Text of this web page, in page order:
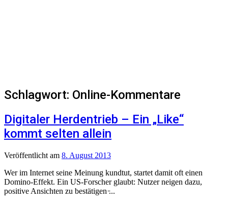
Schlagwort: Online-Kommentare
Digitaler Herdentrieb – Ein „Like“
kommt selten allein
Veröffentlicht am 8. August 2013
Wer im Internet seine Meinung kundtut, startet damit oft einen
Domino-Effekt. Ein US-Forscher glaubt: Nutzer neigen dazu,
positive Ansichten zu bestätigen ̵...